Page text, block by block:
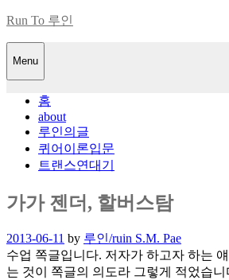
Skip
content
Run To 루인
Menu
홈
about
루인의글
퀴어이론입문
트랜스연대기
가가 젠더, 할버스탐
Posted
on
2013-06-11 by 루인/ruin S.M. Pae
수업 쪽글입니다. 저자가 하고자 하는
는 것이 쪽글의 의도라 그렇게 적었습